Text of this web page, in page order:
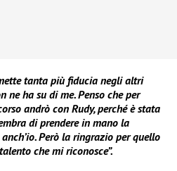
tanta più fiducia negli altri
ne ha su di me. Penso che per
andrò con Rudy, perché è stata
di prendere in mano la
Però la ringrazio per quello
che mi riconosce”.